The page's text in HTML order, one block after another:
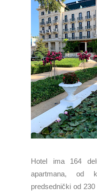
Hotel ima 164
apartmana, od
predsednički od